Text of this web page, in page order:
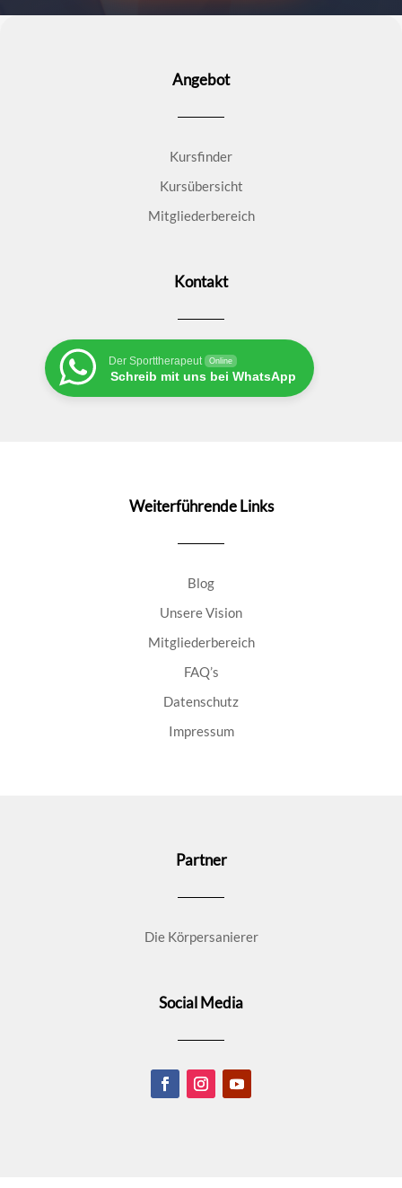
Angebot
Kursfinder
Kursübersicht
Mitgliederbereich
Kontakt
Der Sporttherapeut Online
Schreib mit uns bei WhatsApp
Weiterführende Links
Blog
Unsere Vision
Mitgliederbereich
FAQ’s
Datenschutz
Impressum
Partner
Die Körpersanierer
Social Media